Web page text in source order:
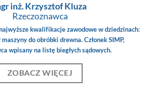
inż. Krzysztof Kluza
Rzeczoznawca
kwalifikacje zawodowe w dziedzinach:
do obróbki drewna. Członek SIMP,
wpisany na listę biegłych sądowych.
ZOBACZ WIĘCEJ